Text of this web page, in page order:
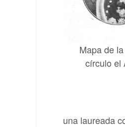
Mapa de
círculo el
una laureada